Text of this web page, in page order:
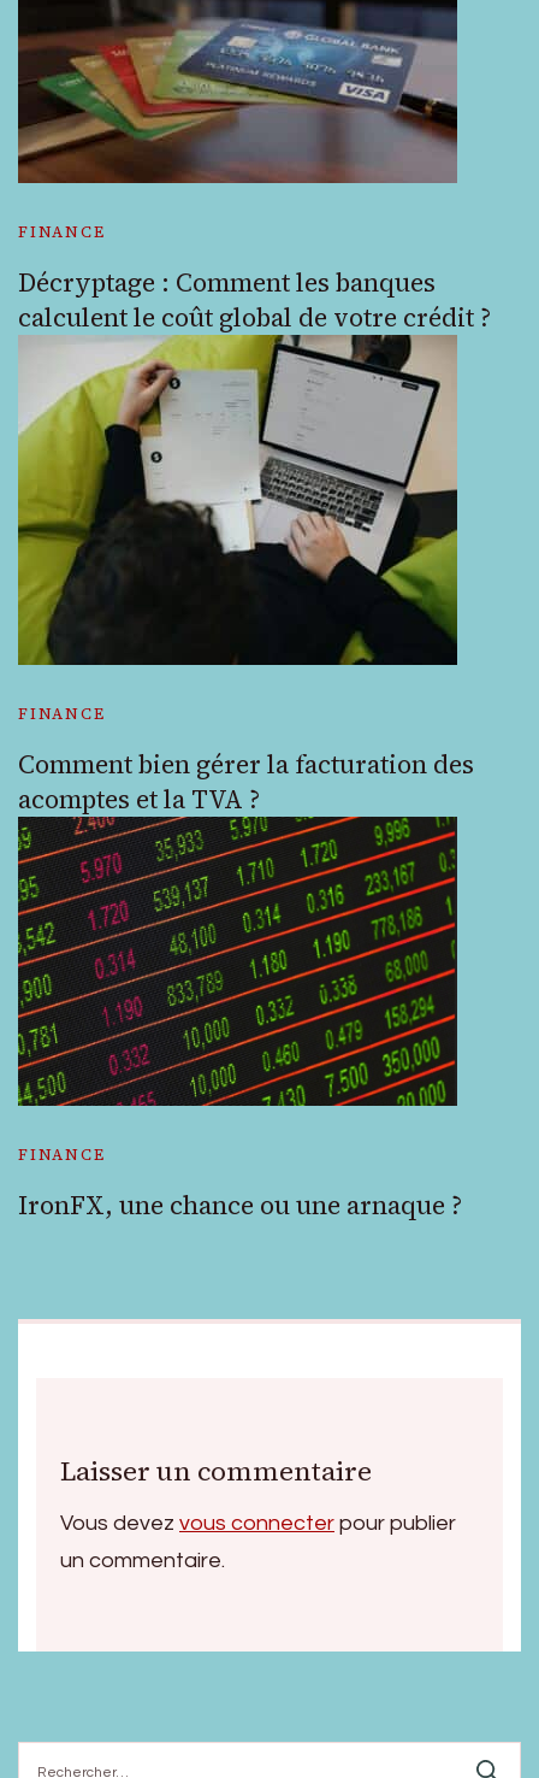
FINANCE
Décryptage : Comment les banques
calculent le coût global de votre crédit ?
FINANCE
Comment bien gérer la facturation des
acomptes et la TVA ?
FINANCE
IronFX, une chance ou une arnaque ?
Laisser un commentaire
Vous devez vous connecter pour publier
un commentaire.